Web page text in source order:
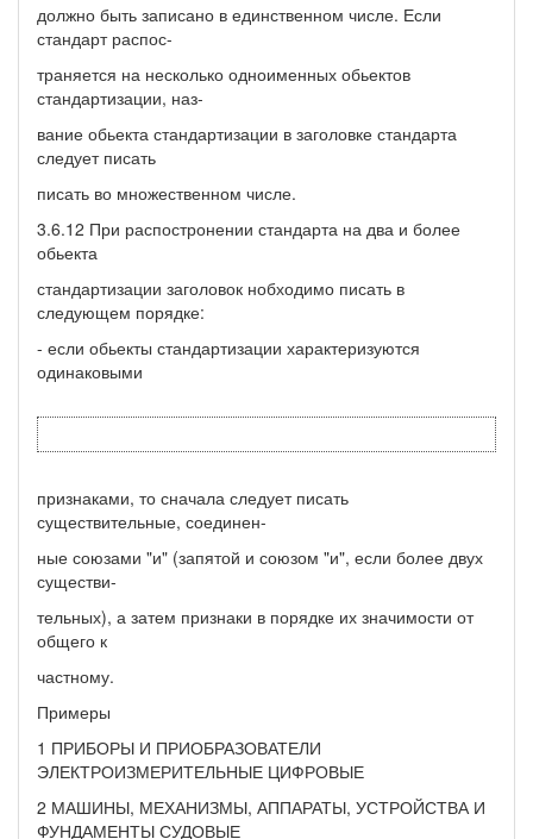
должно быть записано в единственном числе. Если
стандарт распос-
траняется на несколько одноименных обьектов
стандартизации, наз-
вание обьекта стандартизации в заголовке стандарта
следует писать
писать во множественном числе.
3.6.12 При распостронении стандарта на два и более
обьекта
стандартизации заголовок нобходимо писать в
следующем порядке:
- если обьекты стандартизации характеризуются
одинаковыми
признаками, то сначала следует писать
существительные, соединен-
ные союзами "и" (запятой и союзом "и", если более двух
существи-
тельных), а затем признаки в порядке их значимости от
общего к
частному.
Примеры
1 ПРИБОРЫ И ПРИОБРАЗОВАТЕЛИ
ЭЛЕКТРОИЗМЕРИТЕЛЬНЫЕ ЦИФРОВЫЕ
2 МАШИНЫ, МЕХАНИЗМЫ, АППАРАТЫ, УСТРОЙСТВА И
ФУНДАМЕНТЫ СУДОВЫЕ